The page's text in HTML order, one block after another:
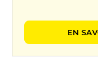
EN